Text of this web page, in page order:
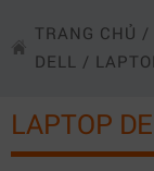
TRANG CHỦ /
DELL /
LAPTOP